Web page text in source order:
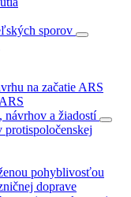
sporov
na začatie ARS
návrhov a žiadostí
protispoločenskej
pohyblivosťou
doprave